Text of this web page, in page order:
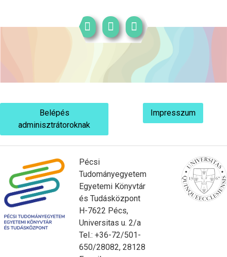
Belépés
adminisztrátoroknak
Impresszum
Pécsi
Tudományegyetem
Egyetemi Könyvtár
és Tudásközpont
H-7622 Pécs,
Universitas u. 2/a
Tel.: +36-72/501-
650/28082, 28128